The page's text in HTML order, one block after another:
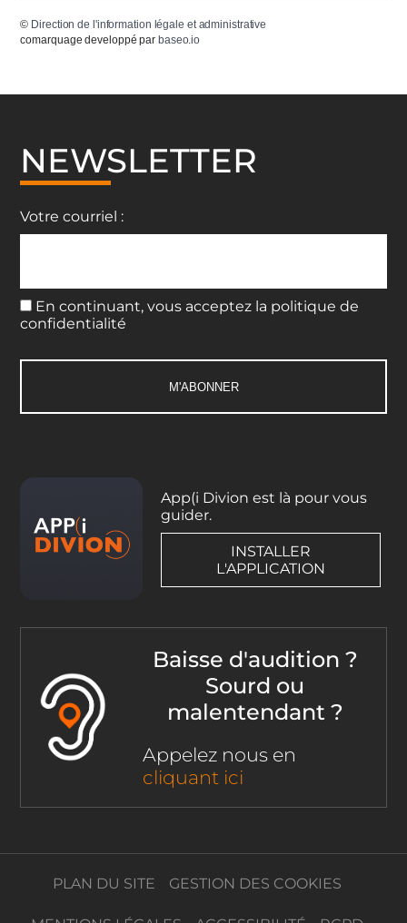
© Direction de l'information légale et administrative
comarquage developpé par baseo.io
NEWSLETTER
Votre courriel :
En continuant, vous acceptez la politique de
confidentialité
App(i Divion est là pour vous
guider.
INSTALLER
L'APPLICATION
Baisse d'audition ?
Sourd ou
malentendant ?
Appelez nous en
cliquant ici
PLAN DU SITE GESTION DES COOKIES